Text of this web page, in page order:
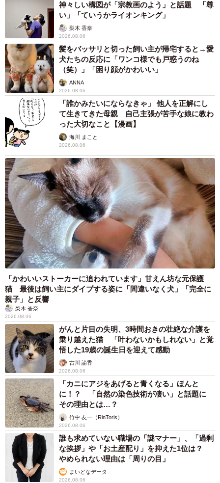
神々しい構図が「宗教画のよう」と話題 「尊
い」「ていうかライオンキング」
梨木 香奈
2026.08.06
髪をバッサリと切った飼い主が帰宅すると→愛
犬たちの反応に「ワンコ様でも戸惑うのね
（笑）」「困り顔がかわいい」
ANNA
2026.08.06
「誰かみたいにならなきゃ」 他人を正解にし
て生きてきた母親 自己主張が苦手な娘に教わ
った大切なこと【漫画】
海川 まこと
2026.08.06
「かわいいストーカーに追われています」甘えん坊な元保護
猫 最後は飼い主にダイブする姿に「間違いなく犬」「完全に
親子」と反響
梨木 香奈
2026.08.06
がんと片目の失明、3時間おきの壮絶な介護を
乗り越えた猫 「叶わないかもしれない」と覚
悟した19歳の誕生日を迎えて感動
古川 諭香
2026.08.06
「カニにアジをあげると青くなる」ほんと
に！？ 「自然の染色技術が凄い」と話題に
その理由とは…？
竹中 友一（RinToris）
2026.08.06
誰も求めていない職場の「謎マナー」、「過剰
な挨拶」や「お土産配り」を抑えた1位は？
やめられない理由は「周りの目」
まいどなデータ
2026.08.06